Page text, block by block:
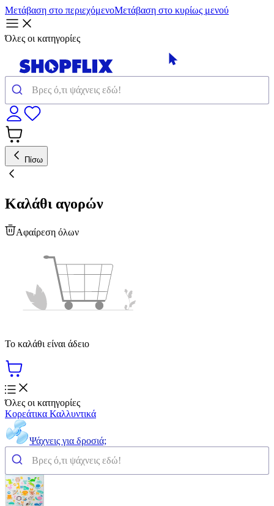
Μετάβαση στο περιεχόμενοΜετάβαση στο κυρίως μενού
Όλες οι κατηγορίες
Πίσω
Καλάθι αγορών
Αφαίρεση όλων
Το καλάθι είναι άδειο
Όλες οι κατηγορίες
Κορεάτικα Καλλυντικά
Ψάχνεις για δροσιά;